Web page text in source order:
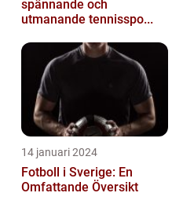
spännande och
utmanande tennisspo...
14 januari 2024
Fotboll i Sverige: En
Omfattande Översikt